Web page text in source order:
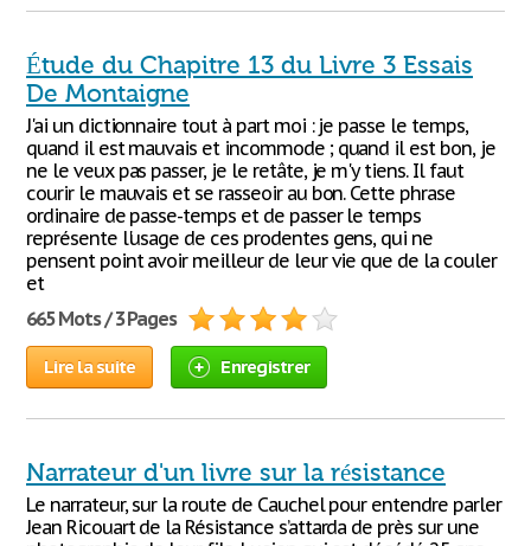
Étude du Chapitre 13 du Livre 3 Essais
De Montaigne
J'ai un dictionnaire tout à part moi : je passe le temps,
quand il est mauvais et incommode ; quand il est bon, je
ne le veux pas passer, je le retâte, je m'y tiens. Il faut
courir le mauvais et se rasseoir au bon. Cette phrase
ordinaire de passe-temps et de passer le temps
représente l'usage de ces prodentes gens, qui ne
pensent point avoir meilleur de leur vie que de la couler
et
665 Mots / 3 Pages
Lire la suite Enregistrer
Narrateur d'un livre sur la résistance
Le narrateur, sur la route de Cauchel pour entendre parler
Jean Ricouart de la Résistance s’attarda de près sur une